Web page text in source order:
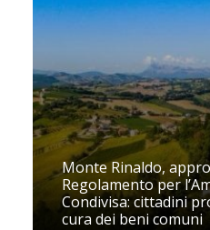
Monte Rinaldo,
Regolamento per
Condivisa: cittadini
cura dei beni comuni